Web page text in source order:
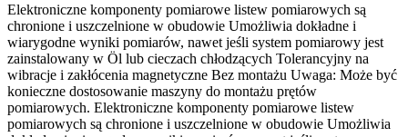
Elektroniczne komponenty pomiarowe listew pomiarowych są
chronione i uszczelnione w obudowie Umożliwia dokładne i
wiarygodne wyniki pomiarów, nawet jeśli system pomiarowy jest
zainstalowany w Öl lub cieczach chłodzących Tolerancyjny na
wibracje i zakłócenia magnetyczne Bez montażu Uwaga: Może być
konieczne dostosowanie maszyny do montażu prętów
pomiarowych. Elektroniczne komponenty pomiarowe listew
pomiarowych są chronione i uszczelnione w obudowie Umożliwia